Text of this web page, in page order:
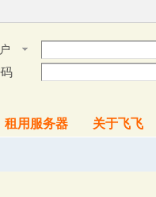
租用服务器 关于飞飞